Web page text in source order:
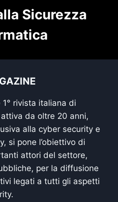
Sicurezza
rivista italiana di
da oltre 20 anni,
alla cyber security e
si pone l’obiettivo di
attori del settore,
per la diffusione
legati a tutti gli aspetti